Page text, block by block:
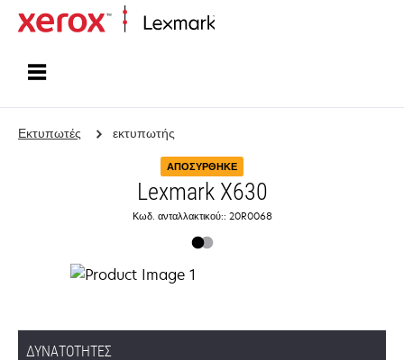
Εκτυπωτές εκτυπωτής
ΑΠΟΣΎΡΘΗΚΕ
Lexmark X630
Κωδ. ανταλλακτικού:: 20R0068
ΔΥΝΑΤΌΤΗΤΕΣ